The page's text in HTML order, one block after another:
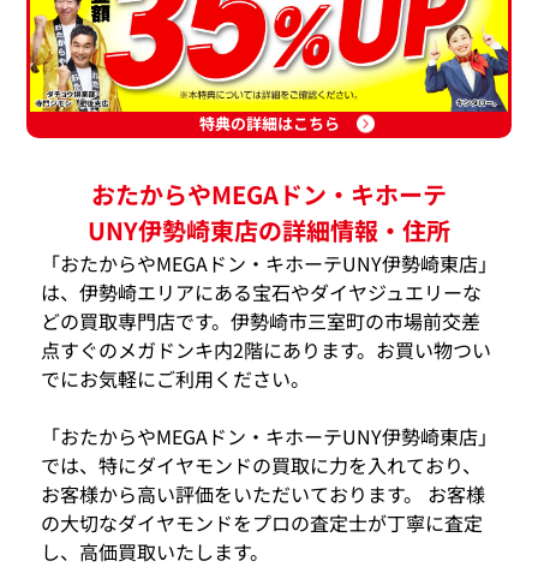
特典の詳細はこちら
おたからやMEGAドン・キホーテ
UNY伊勢崎東店の詳細情報・住所
「おたからやMEGAドン・キホーテUNY伊勢崎東店」
は、伊勢崎エリアにある宝石やダイヤジュエリーな
どの買取専門店です。伊勢崎市三室町の市場前交差
点すぐのメガドンキ内2階にあります。お買い物つい
でにお気軽にご利用ください。
「おたからやMEGAドン・キホーテUNY伊勢崎東店」
では、特にダイヤモンドの買取に力を入れており、
お客様から高い評価をいただいております。 お客様
の大切なダイヤモンドをプロの査定士が丁寧に査定
し、高価買取いたします。